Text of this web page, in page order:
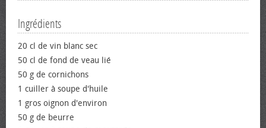
Ingrédients
20 cl de vin blanc sec
50 cl de fond de veau lié
50 g de cornichons
1 cuiller à soupe d'huile
1 gros oignon d'environ
50 g de beurre